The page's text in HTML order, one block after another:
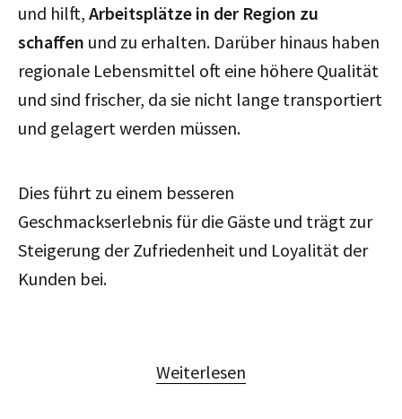
und hilft, Arbeitsplätze in der Region zu
schaffen und zu erhalten. Darüber hinaus haben
regionale Lebensmittel oft eine höhere Qualität
und sind frischer, da sie nicht lange transportiert
und gelagert werden müssen.
Dies führt zu einem besseren
Geschmackserlebnis für die Gäste und trägt zur
Steigerung der Zufriedenheit und Loyalität der
Kunden bei.
Weiterlesen